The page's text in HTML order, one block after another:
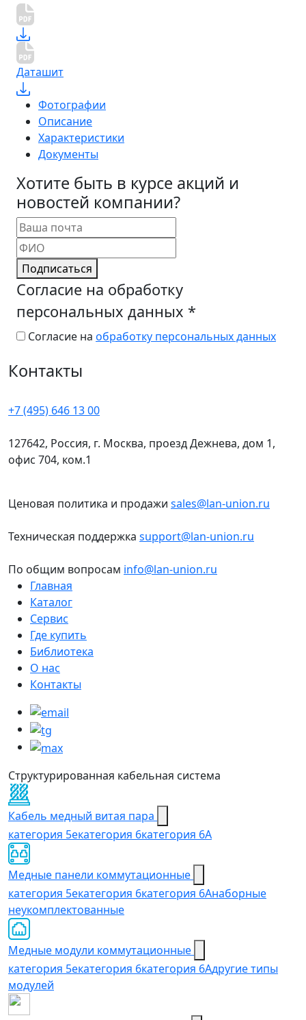
Даташит
Фотографии
Описание
Характеристики
Документы
Хотите быть в курсе акций и
новостей компании?
Подписаться
Согласие на обработку
персональных данных *
Согласие на обработку персональных данных
Контакты
+7 (495) 646 13 00
127642, Россия, г. Москва, проезд Дежнева, дом 1,
офис 704, ком.1
Ценовая политика и продажи sales@lan-union.ru
Техническая поддержка support@lan-union.ru
По общим вопросам info@lan-union.ru
Главная
Каталог
Сервис
Где купить
Библиотека
О нас
Контакты
Структурированная кабельная система
Кабель медный витая пара
категория 5eкатегория 6категория 6А
Медные панели коммутационные
категория 5екатегория 6категория 6Aнаборные
неукомплектованные
Медные модули коммутационные
категория 5екатегория 6категория 6Aдругие типы
модулей